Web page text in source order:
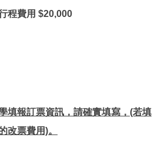
程費用 $20,000
填報訂票資訊，請確實填寫，(若填
改票費用)。